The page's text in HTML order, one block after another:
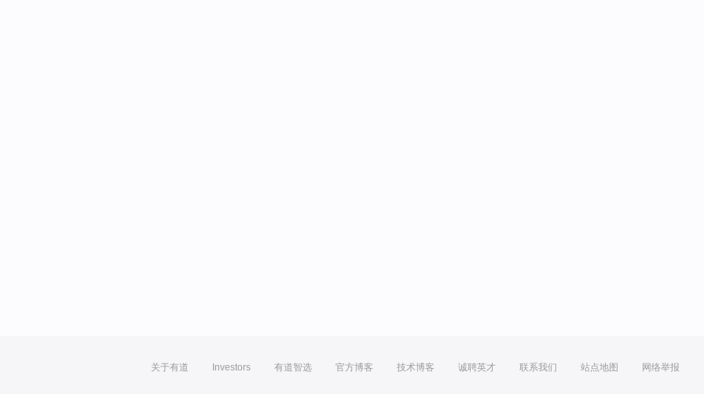
关于有道 Investors 有道智选 官方博客 技术博客 诚聘英才 联系我们 站点地图 网络举报